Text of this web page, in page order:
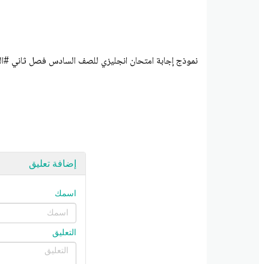
نموذج إجابة امتحان انجليزي للصف السادس فصل ثاني #الجهراء
إضافة تعليق
اسمك
التعليق